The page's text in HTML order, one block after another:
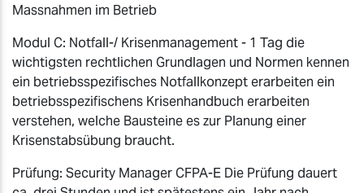
Massnahmen im Betrieb
Modul C: Notfall-/ Krisenmanagement - 1 Tag die
wichtigsten rechtlichen Grundlagen und Normen kennen
ein betriebsspezifisches Notfallkonzept erarbeiten ein
betriebsspezifischens Krisenhandbuch erarbeiten
verstehen, welche Bausteine es zur Planung einer
Krisenstabsübung braucht.
Prüfung: Security Manager CFPA-E Die Prüfung dauert